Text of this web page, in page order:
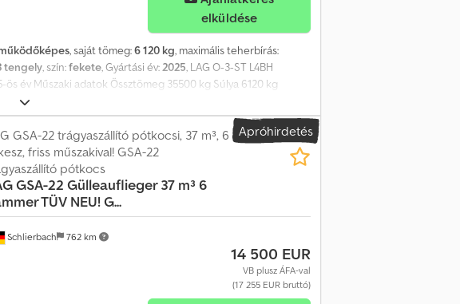
elküldése
, saját tömeg:6 120 kg, maximális teherbírás:
tengely, szín:fekete, Gyártási év:2025, LAG O-3-ST L4BH
év Műszaki adatok Össztömeg 35500 kg Súlya 6120 kg
anyagok szállítására szánt félpótkocsi Emelő tengely
tengelyek Kiváló műszaki állapot, teljes dokumentáció, trailer
Aezmv Stjbhoha
Apróhirdetés
Schlierbach 762 km
GSA-22 trágyaszállító pótkocsi, 37 m³, 6
friss műszakival! GSA-22
pótkocs
GSA-22 Gülleauflieger 37 m³ 6
TÜV NEU! G...
14 500 EUR
VB plusz ÁFA-val
(17 255 EUR bruttó)